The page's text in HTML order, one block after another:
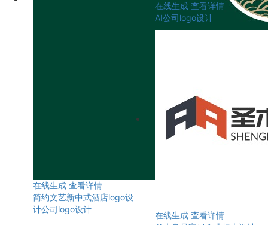
在线生成 查看详情
简约文艺新中式酒店logo设
计公司logo设计
在线生成 查看详情
AI公司logo设计
在线生成 查看详情